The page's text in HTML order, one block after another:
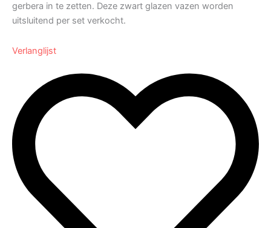
gerbera in te zetten. Deze zwart glazen vazen worden
uitsluitend per set verkocht.
Verlanglijst